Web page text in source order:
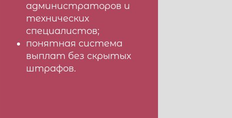
администраторов и
технических
специалистов;
понятная система
выплат без скрытых
штрафов.